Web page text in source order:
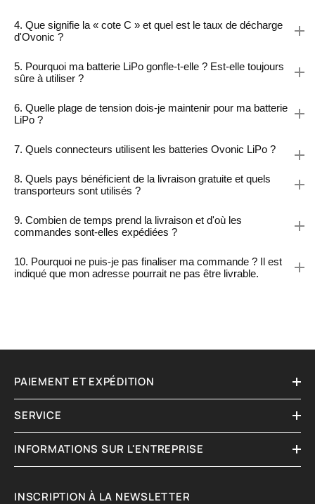
4. Que signifie la « cote C » et quel est le taux de décharge
d'Ovonic ?
5. Pourquoi ma batterie LiPo gonfle-t-elle ? Est-elle toujours
sûre à utiliser ?
6. Quelle plage de tension dois-je maintenir pour ma batterie
LiPo ?
7. Quels connecteurs utilisent les batteries Ovonic LiPo ?
8. Quels pays bénéficient de la livraison gratuite et quels
transporteurs sont utilisés ?
9. Combien de temps prend la livraison et d'où les
commandes sont-elles expédiées ?
10. Pourquoi ne puis-je pas finaliser ma commande ? Il est
indiqué que mon adresse pourrait ne pas être livrable.
PAIEMENT ET EXPÉDITION
SERVICE
INFORMATIONS SUR L'ENTREPRISE
INSCRIPTION À LA NEWSLETTER